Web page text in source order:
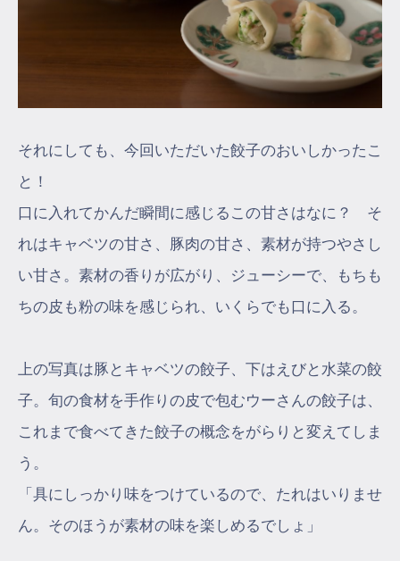
それにしても、今回いただいた餃子のおいしかったこ
と！
口に入れてかんだ瞬間に感じるこの甘さはなに？ そ
れはキャベツの甘さ、豚肉の甘さ、素材が持つやさし
い甘さ。素材の香りが広がり、ジューシーで、もちも
ちの皮も粉の味を感じられ、いくらでも口に入る。
上の写真は豚とキャベツの餃子、下はえびと水菜の餃
子。旬の食材を手作りの皮で包むウーさんの餃子は、
これまで食べてきた餃子の概念をがらりと変えてしま
う。
「具にしっかり味をつけているので、たれはいりませ
ん。そのほうが素材の味を楽しめるでしょ」